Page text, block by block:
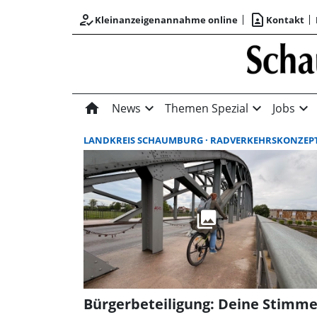
how_to_regKleinanzeigenannahme online contact_page Kontakt
home News expand_more Themen Spezial expand_more Jobs expand_more
LANDKREIS SCHAUMBURG
Bürgerbeteiligung: Deine Stimme